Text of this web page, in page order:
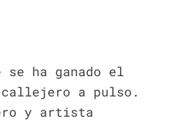
se ha ganado el
callejero a pulso.
y artista